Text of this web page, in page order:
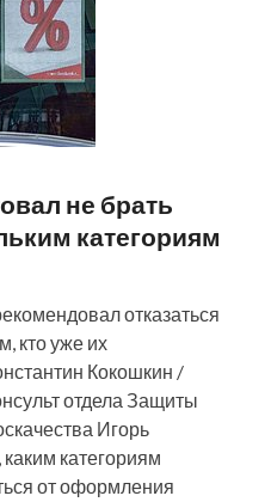
не брать
категориям
отказаться
кто уже их
Кокошкин /
отдела Защиты
Игорь
категориям
от оформления